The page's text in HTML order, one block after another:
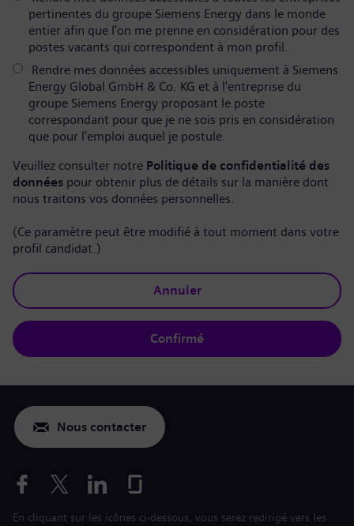
pertinentes du groupe Siemens Energy dans le monde
entier afin que l’on me prenne en considération pour des
postes vacants qui correspondent à mon profil.
Rendre mes données accessibles uniquement à Siemens
Energy Global GmbH & Co. KG et à l'entreprise du
groupe Siemens Energy proposant le poste
correspondant pour que je ne sois pris en considération
que pour l'emploi auquel je postule.
Veuillez consulter notre Politique de confidentialité des
données pour obtenir plus de détails sur la manière dont
nous traitons vos données personnelles.
(Ce paramètre peut être modifié à tout moment dans votre
profil candidat.)
Annuler
Confirmé
Nous contacter
En cliquant sur les icônes ci-dessous, vous serez redirigé vers les